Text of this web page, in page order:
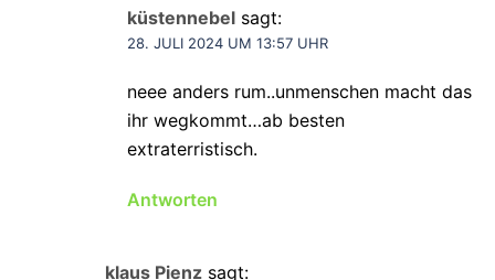
küstennebel sagt:
28. JULI 2024 UM 13:57 UHR
neee anders rum..unmenschen macht das
ihr wegkommt…ab besten
extraterristisch.
Antworten
klaus Pienz sagt: